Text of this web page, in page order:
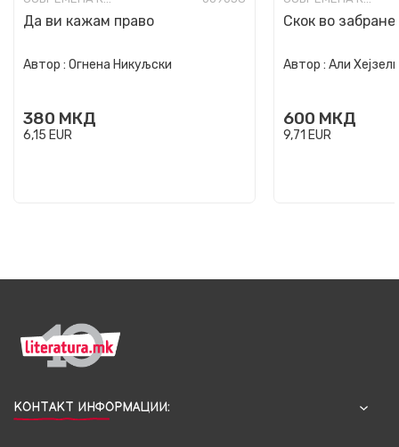
Да ви кажам право
Автор : Огнена Никуљски
380 МКД
6,15 EUR
Скок во
Автор : Али
600 МКД
9,71 EUR
КОНТАКТ ИНФОРМАЦИИ: